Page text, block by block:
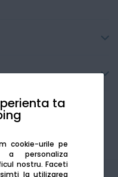
ta
cookie-urile pe
personaliza
nostru. Faceti
la utilizarea